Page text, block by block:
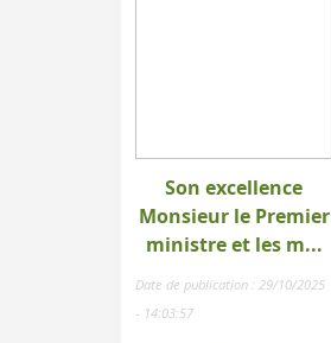
Son excellence
Monsieur le Premier
ministre et les m...
Date de publication : 29/10/2025
- 14:03:57